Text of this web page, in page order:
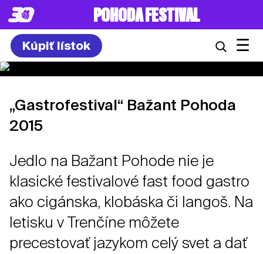
POHODA FESTIVAL
Kúpiť lístok ☰
„Gastrofestival“ Bažant Pohoda
2015
Jedlo na Bažant Pohode nie je
klasické festivalové fast food gastro
ako cigánska, klobáska či langoš. Na
letisku v Trenčíne môžete
precestovať jazykom celý svet a dať